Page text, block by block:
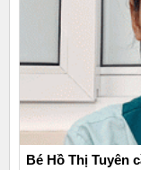
Bé Hồ Thị Tuyên